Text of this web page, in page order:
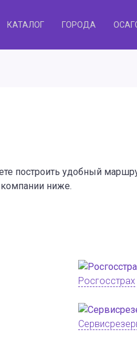
КАТАЛОГ ГОРОДА
построить удобный
компании ниже.
Росгосстрах